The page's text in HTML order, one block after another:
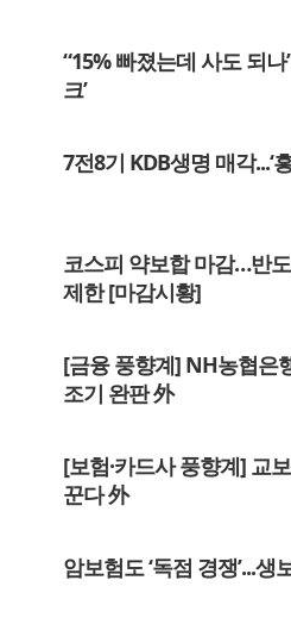
“15% 빠졌는데 사도 되
크’
7전8기 KDB생명 매각...‘
코스피 약보합 마감…반
제한 [마감시황]
[금융 풍향계] NH농협은
조기 완판 外
[보험·카드사 풍향계] 교
꾼다 外
암보험도 ‘독점 경쟁’...생